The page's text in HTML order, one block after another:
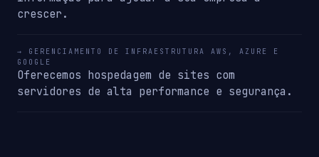
crescer.
→ GERENCIAMENTO DE INFRAESTRUTURA AWS, AZURE E
GOOGLE
Oferecemos hospedagem de sites com
servidores de alta performance e segurança.